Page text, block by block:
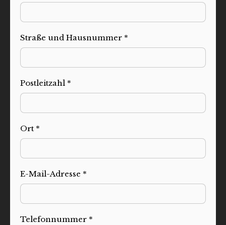
Straße und Hausnummer *
Postleitzahl *
Ort *
E-Mail-Adresse *
Telefonnummer *